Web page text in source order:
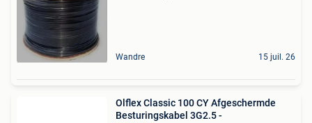
Wandre 15 juil. 26
Olflex Classic 100 CY Afgeschermde
Besturingskabel 3G2.5 -